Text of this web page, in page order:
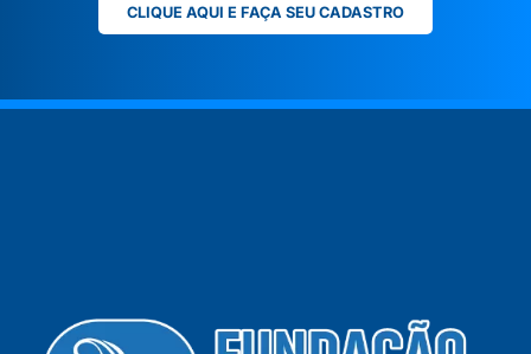
CLIQUE AQUI E FAÇA SEU CADASTRO